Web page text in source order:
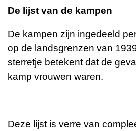
De lijst van de kampen
De kampen zijn ingedeeld
op de landsgrenzen van
sterretje betekent dat de
kamp vrouwen waren.
Deze lijst is verre van